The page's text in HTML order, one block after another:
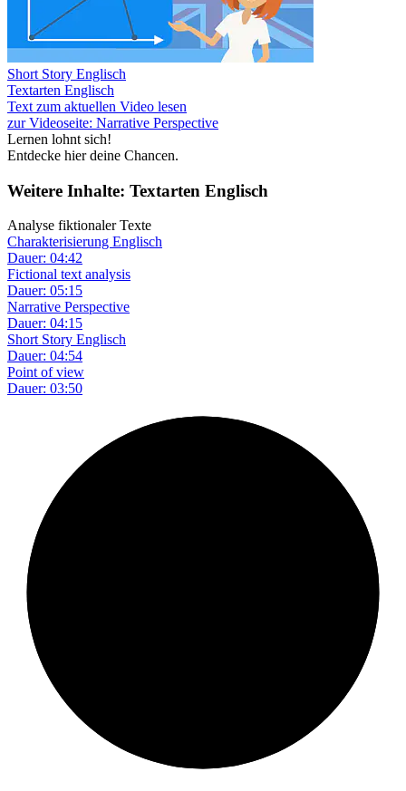
Short Story Englisch
Textarten Englisch
Text zum aktuellen Video lesen
zur Videoseite: Narrative Perspective
Lernen lohnt sich!
Entdecke hier deine Chancen.
Weitere Inhalte: Textarten Englisch
Analyse fiktionaler Texte
Charakterisierung Englisch
Dauer: 04:42
Fictional text analysis
Dauer: 05:15
Narrative Perspective
Dauer: 04:15
Short Story Englisch
Dauer: 04:54
Point of view
Dauer: 03:50